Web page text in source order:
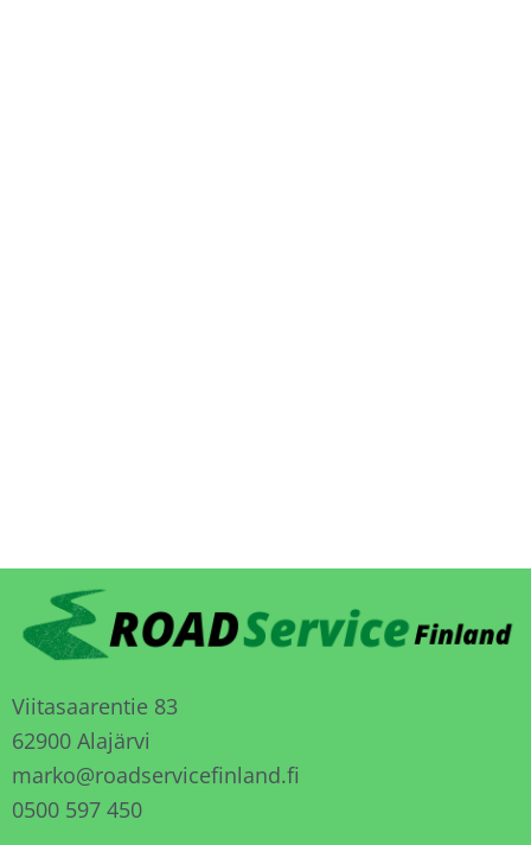
Viitasaarentie 83
62900 Alajärvi
marko@roadservicefinland.fi
0500 597 450